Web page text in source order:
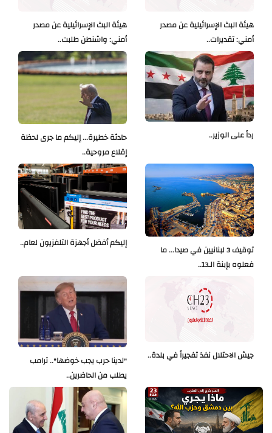
هيئة البث الإسرائيلية عن مصدر
أمني: واشنطن طلبت..
هيئة البث الإسرائيلية عن مصدر
أمني: تقديرات..
حادثة خطيرة... إليكم ما جرى لحظة
إقلاع مروحية..
رداً على الوزير..
إليكم أفضل أجهزة التلفزيون لعام..
توقيف 3 لبنانيين في صيدا... ما
فعلوه بإبنة الـ13..
"لدينا حرب يجب خوضها".. ترامب
يطلب من الحاضرين..
جيش الاحتلال نفذ تفجيراً في بلدة..